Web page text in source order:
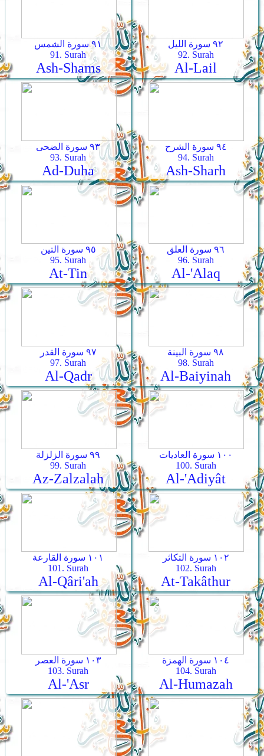
٩١ سورة الشمس
91. Surah
Ash-Shams
٩٢ سورة الليل
92. Surah
Al-Lail
٩٣ سورة الضحى
93. Surah
Ad-Duha
٩٤ سورة الشرح
94. Surah
Ash-Sharh
٩٥ سورة التين
95. Surah
At-Tin
٩٦ سورة العلق
96. Surah
Al-'Alaq
٩٧ سورة القدر
97. Surah
Al-Qadr
٩٨ سورة البينة
98. Surah
Al-Baiyinah
٩٩ سورة الزلزلة
99. Surah
Az-Zalzalah
١٠٠ سورة العاديات
100. Surah
Al-'Adiyât
١٠١ سورة القارعة
101. Surah
Al-Qâri'ah
١٠٢ سورة التكاثر
102. Surah
At-Takâthur
١٠٣ سورة العصر
103. Surah
Al-'Asr
١٠٤ سورة الهمزة
104. Surah
Al-Humazah